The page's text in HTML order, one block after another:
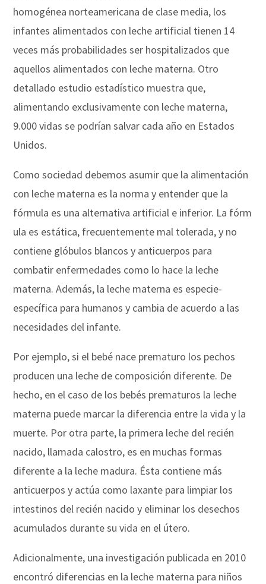
homogénea norteamericana de clase media, los
infantes alimentados con leche artificial tienen 14
veces más probabilidades ser hospitalizados que
aquellos alimentados con leche materna. Otro
detallado estudio estadístico muestra que,
alimentando exclusivamente con leche materna,
9.000 vidas se podrían salvar cada año en Estados
Unidos.
Como sociedad debemos asumir que la alimentación
con leche materna es la norma y entender que la
fórmula es una alternativa artificial e inferior. La fórm
ula es estática, frecuentemente mal tolerada, y no
contiene glóbulos blancos y anticuerpos para
combatir enfermedades como lo hace la leche
materna. Además, la leche materna es especie-
específica para humanos y cambia de acuerdo a las
necesidades del infante.
Por ejemplo, si el bebé nace prematuro los pechos
producen una leche de composición diferente. De
hecho, en el caso de los bebés prematuros la leche
materna puede marcar la diferencia entre la vida y la
muerte. Por otra parte, la primera leche del recién
nacido, llamada calostro, es en muchas formas
diferente a la leche madura. Ésta contiene más
anticuerpos y actúa como laxante para limpiar los
intestinos del recién nacido y eliminar los desechos
acumulados durante su vida en el útero.
Adicionalmente, una investigación publicada en 2010
encontró diferencias en la leche materna para niños